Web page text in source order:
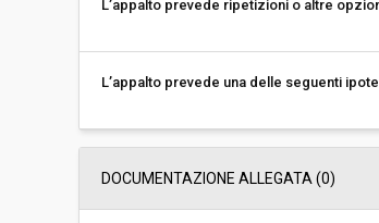
L’appalto prevede ripetizioni o altre
L’appalto prevede una delle seguenti
DOCUMENTAZIONE ALLEGATA (0)